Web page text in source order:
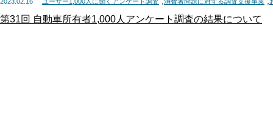
第31回 自動車所有者1,000人アンケート調査の結果について